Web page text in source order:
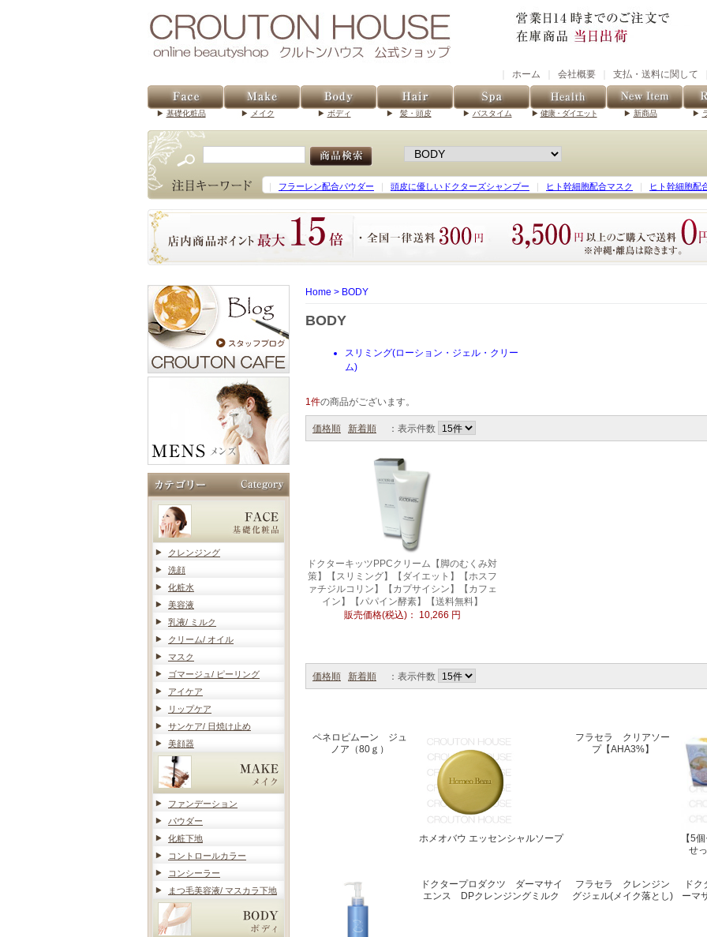
ホーム 会社概要 支払・送料に関して
基礎化粧品 メイク ボディ 髪・頭皮 バスタイム 健康・ダイエット 新商品
フラーレン配合パウダー 頭皮に優しいドクターズシャンプー ヒト幹細胞配合マスク ヒト幹細胞配
クレンジング
洗顔
化粧水
美容液
乳液/ ミルク
クリーム/ オイル
マスク
ゴマージュ/ ピーリング
アイケア
リップケア
サンケア/ 日焼け止め
美顔器
ファンデーション
パウダー
化粧下地
コントロールカラー
コンシーラー
まつ毛美容液/ マスカラ下地
Home > BODY
BODY
スリミング(ローション・ジェル・クリー
ム)
1件の商品がございます。
価格順 新着順 ：表示件数
ドクターキッツPPCクリーム【脚のむくみ対
策】【スリミング】【ダイエット】【ホスフ
ァチジルコリン】【カプサイシン】【カフェ
イン】【パパイン酵素】【送料無料】
販売価格(税込)：
10,266 円
価格順 新着順 ：表示件数
ペネロピムーン ジュ
ノア（80ｇ）
ホメオバウ エッセンシャルソープ
フラセラ クリアソー
プ【AHA3%】
【5
せ
ドクタープロダクツ ダーマサイ
エンス DPクレンジングミルク
フラセラ クレンジン
グジェル(メイク落とし)
ド
ーマ